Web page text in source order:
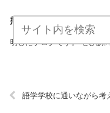
病気を笑えるココロモ
『病気を笑えるココロモチ
明したブログです。 ぜひ
語学学校に通いながら考